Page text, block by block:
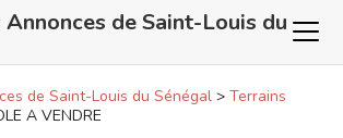
de Saint-Louis du Sénégal > Terrains
A VENDRE
cookies